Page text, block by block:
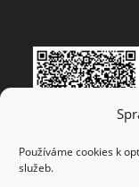
Používáme cookies k
služeb.